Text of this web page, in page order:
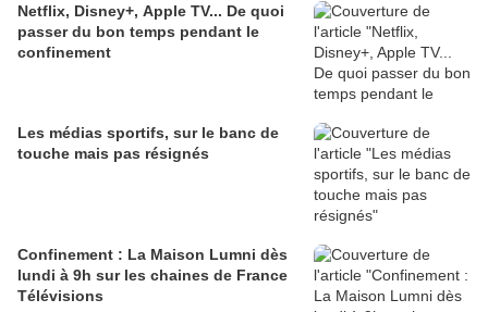
Netflix, Disney+, Apple TV... De quoi
passer du bon temps pendant le
confinement
Les médias sportifs, sur le banc de
touche mais pas résignés
Confinement : La Maison Lumni dès
lundi à 9h sur les chaines de France
Télévisions